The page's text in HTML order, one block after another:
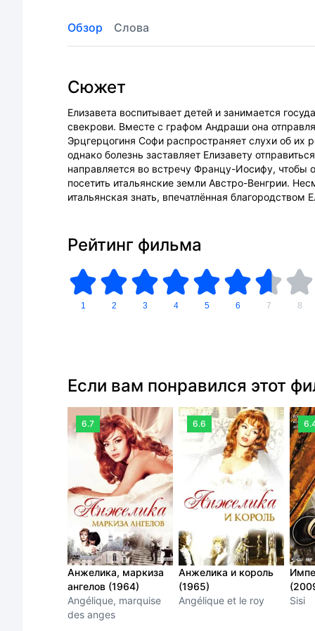
Обзор Слова
Сюжет
Елизавета воспитывает детей и занимается
свекрови. Вместе с графом Андраши она
Эрцгерцогиня Софи распространяет слухи об
однако болезнь заставляет Елизавету
направляется во встречу Францу-Иосифу, чтобы
посетить итальянские земли Австро-Венгрии.
итальянская знать, впечатлённая
Рейтинг фильма
1 2 3 4 5 6 7 8
Если вам понравился этот
6.7
Анжелика, маркиза
ангелов (1964)
Angélique, marquise
des anges
6.6
Анжелика и король
(1965)
Angélique et le roy
Sisi